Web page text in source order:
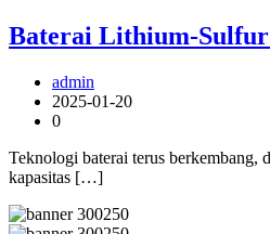
Baterai Lithium-Sulfur
admin
2025-01-20
0
Teknologi baterai terus berkembang,
kapasitas […]